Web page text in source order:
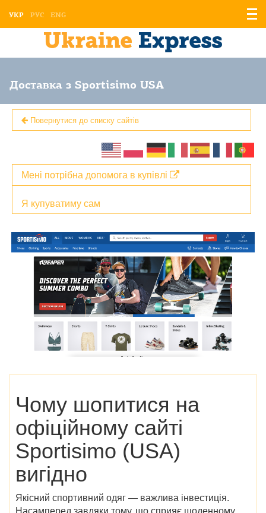
УКР РУС ENG
Доставка з Sportisimo USA
Повернутися до списку сайтів
Я купуватиму сам
Мені потрібна допомога в купівлі
Чому шопитися на
офіційному сайті
Sportisimo (USA)
вигідно
Якісний спортивний одяг — важлива інвестиція.